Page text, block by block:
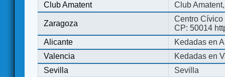
Club Amatent
Club
Zaragoza
Centro Cívico
CP: 50014
Alicante
Kedadas en
Valencia
Kedadas en
Sevilla
Sevilla